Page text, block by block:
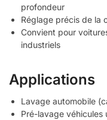
profondeur
Réglage précis de la
Convient pour
industriels
Applications
Lavage automobile
Pré-lavage véhicules